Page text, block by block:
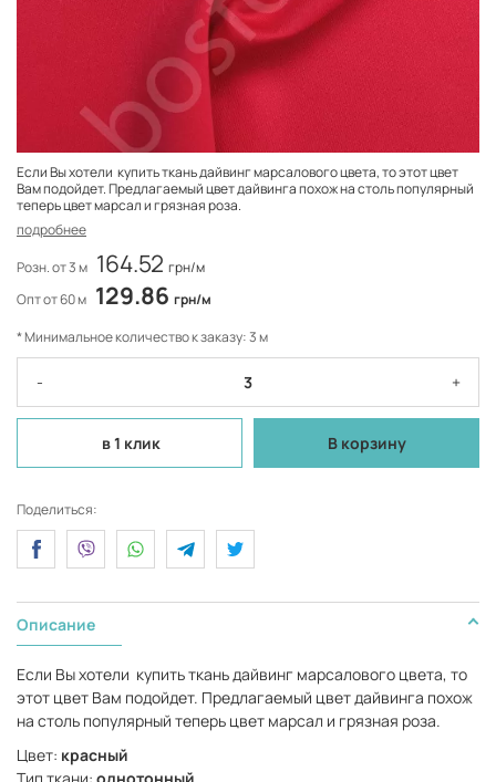
Если Вы хотели купить ткань дайвинг марсалового цвета, то этот цвет
Вам подойдет. Предлагаемый цвет дайвинга похож на столь популярный
теперь цвет марсал и грязная роза.
подробнее
Розн. от 3 м 164.52 грн/м
Опт от 60 м 129.86 грн/м
* Минимальное количество к заказу: 3 м
- +
в 1 клик В корзину
Поделиться:
Описание
Если Вы хотели купить ткань дайвинг марсалового цвета, то
этот цвет Вам подойдет. Предлагаемый цвет дайвинга похож
на столь популярный теперь цвет марсал и грязная роза.
Цвет: красный